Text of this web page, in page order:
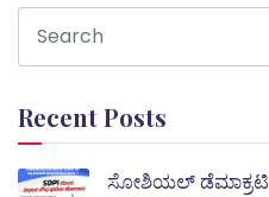
Recent Posts
ಸೋಶಿಯಲ್